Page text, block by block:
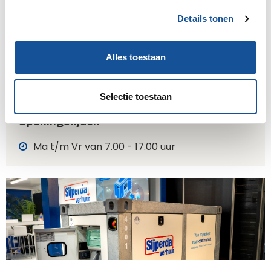
e
Details tonen
Alles toestaan
Selectie toestaan
Direct contact opnemen
0224 – 212448
Stuur een e-mail
Openingstijden
Ma t/m Vr van 7.00 - 17.00 uur